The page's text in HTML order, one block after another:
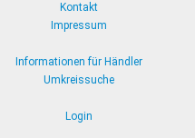
Kontakt
Impressum
Informationen für Händler
Umkreissuche
Login